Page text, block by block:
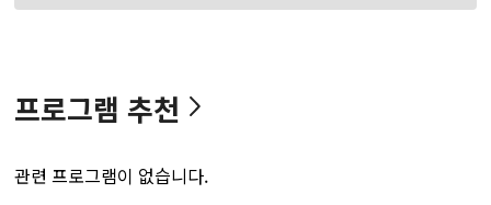
프로그램 추천
관련 프로그램이 없습니다.